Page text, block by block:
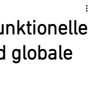
globale